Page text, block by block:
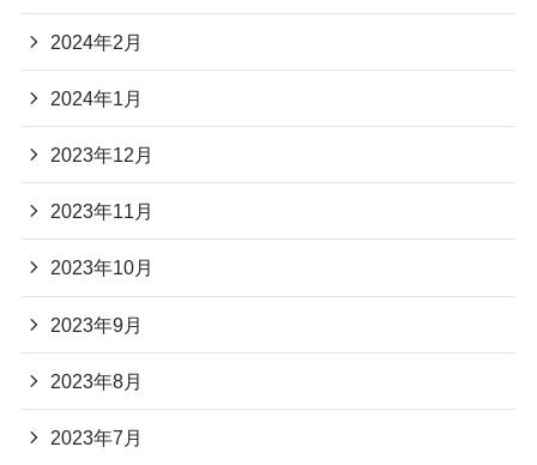
2024年2月
2024年1月
2023年12月
2023年11月
2023年10月
2023年9月
2023年8月
2023年7月